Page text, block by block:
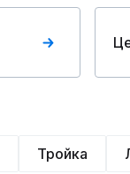
Тройка